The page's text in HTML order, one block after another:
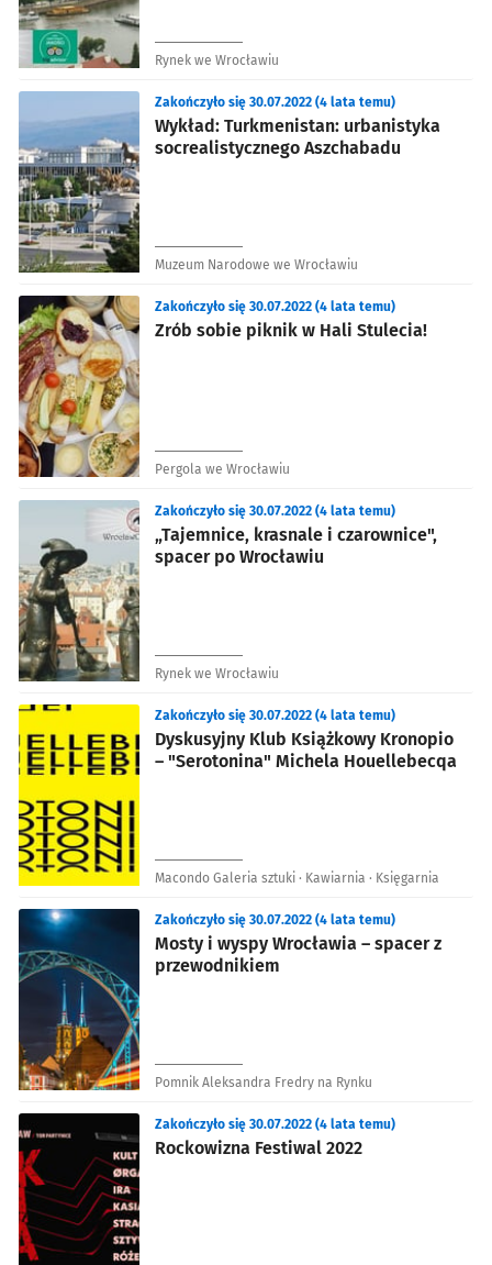
Rynek we Wrocławiu
Wykład: Turkmenistan: urbanistyka
socrealistycznego Aszchabadu
Zakończyło się 30.07.2022 (4 lata temu)
Muzeum Narodowe we Wrocławiu
Zrób sobie piknik w Hali Stulecia!
Zakończyło się 30.07.2022 (4 lata temu)
Pergola we Wrocławiu
„Tajemnice, krasnale i czarownice",
spacer po Wrocławiu
Zakończyło się 30.07.2022 (4 lata temu)
Rynek we Wrocławiu
Dyskusyjny Klub Książkowy Kronopio
– "Serotonina" Michela Houellebecqa
Zakończyło się 30.07.2022 (4 lata temu)
Macondo Galeria sztuki · Kawiarnia · Księgarnia
Mosty i wyspy Wrocławia – spacer z
przewodnikiem
Zakończyło się 30.07.2022 (4 lata temu)
Pomnik Aleksandra Fredry na Rynku
Rockowizna Festiwal 2022
Zakończyło się 30.07.2022 (4 lata temu)